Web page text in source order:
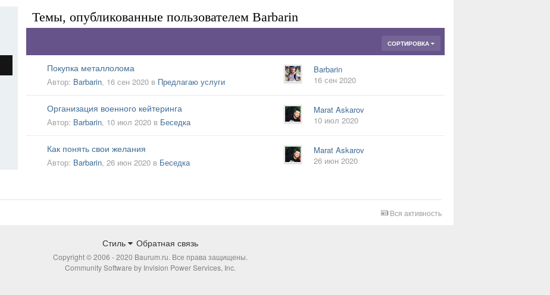
Темы, опубликованные пользователем Barbarin
СОРТИРОВКА
Покупка металлолома
Автор: Barbarin, 16 сен 2020 в Предлагаю услуги
Barbarin
16 сен 2020
Организация военного кейтеринга
Автор: Barbarin, 10 июл 2020 в Беседка
Marat Askarov
10 июл 2020
Как понять свои желания
Автор: Barbarin, 26 июн 2020 в Беседка
Marat Askarov
26 июн 2020
Вся активность
Стиль Обратная связь
Copyright © 2006 - 2020 Baurum.ru. Все права защищены.
Community Software by Invision Power Services, Inc.